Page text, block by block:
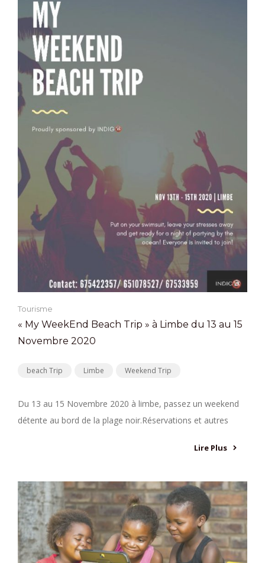
Tourisme
« My WeekEnd Beach Trip » à Limbe du 13 au 15
Novembre 2020
beach Trip Limbe Weekend Trip
Du 13 au 15 Novembre 2020 à limbe, passez un weekend
détente au bord de la plage noir.Réservations et autres
Lire Plus